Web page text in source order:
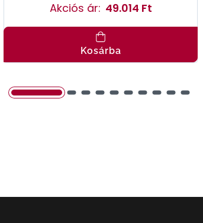
Akciós ár: 49.014 Ft
Kosárba